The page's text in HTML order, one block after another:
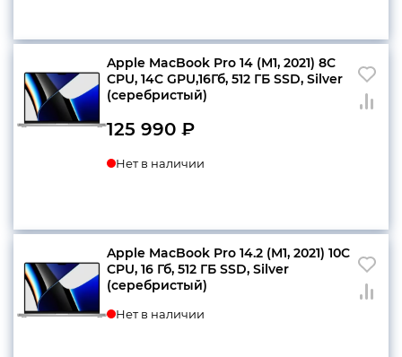
Apple MacBook Pro 14 (M1, 2021) 8C
CPU, 14C GPU,16Гб, 512 ГБ SSD, Silver
(серебристый)
125 990 ₽
Нет в наличии
Apple MacBook Pro 14.2 (M1, 2021) 10C
CPU, 16 Гб, 512 ГБ SSD, Silver
(серебристый)
Нет в наличии